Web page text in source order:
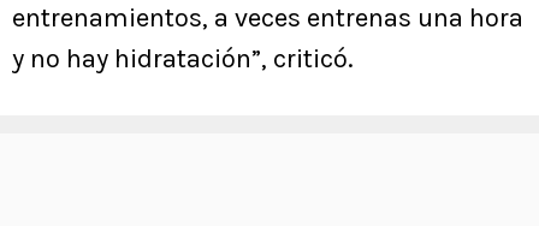
entrenamientos, a veces entrenas una hora
y no hay hidratación”, criticó.